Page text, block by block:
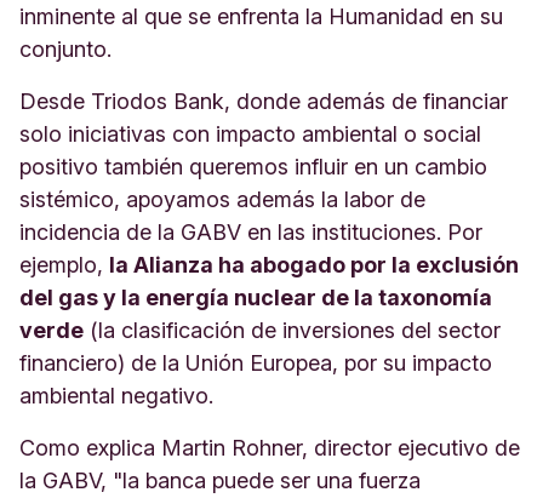
inminente al que se enfrenta la Humanidad en su
conjunto.
Desde Triodos Bank, donde además de financiar
solo iniciativas con impacto ambiental o social
positivo también queremos influir en un cambio
sistémico, apoyamos además la labor de
incidencia de la GABV en las instituciones. Por
ejemplo, la Alianza ha abogado por la exclusión
del gas y la energía nuclear de la taxonomía
verde (la clasificación de inversiones del sector
financiero) de la Unión Europea, por su impacto
ambiental negativo.
Como explica Martin Rohner, director ejecutivo de
la GABV, "la banca puede ser una fuerza